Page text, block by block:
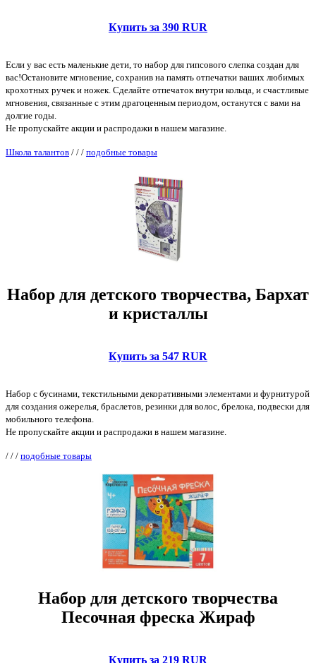
Купить за 390 RUR
Если у вас есть маленькие дети, то набор для гипсового слепка создан для
вас!Остановите мгновение, сохранив на память отпечатки ваших любимых
крохотных ручек и ножек. Сделайте отпечаток внутри кольца, и счастливые
мгновения, связанные с этим драгоценным периодом, останутся с вами на
долгие годы.
Не пропускайте акции и распродажи в нашем магазине.
Школа талантов / / / подобные товары
Набор для детского творчества, Бархат
и кристаллы
Купить за 547 RUR
Набор с бусинами, текстильными декоративными элементами и фурнитурой
для создания ожерелья, браслетов, резинки для волос, брелока, подвески для
мобильного телефона.
Не пропускайте акции и распродажи в нашем магазине.
/ / / подобные товары
Набор для детского творчества
Песочная фреска Жираф
Купить за 219 RUR